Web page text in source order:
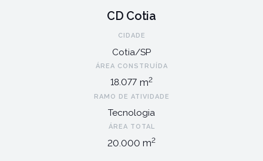
CD Cotia
CIDADE
Cotia/SP
ÁREA CONSTRUÍDA
18.077 m2
RAMO DE ATIVIDADE
Tecnologia
ÁREA TOTAL
20.000 m2